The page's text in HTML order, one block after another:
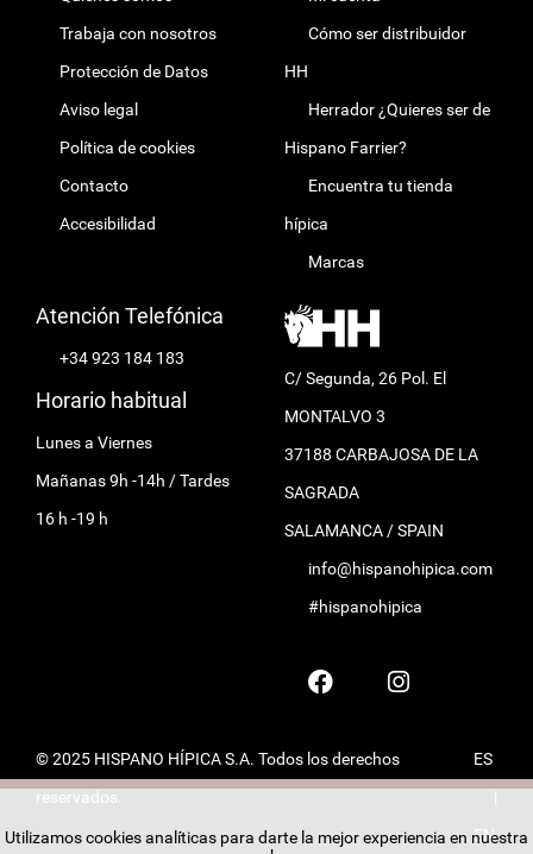
Trabaja con nosotros
Protección de Datos
Aviso legal
Política de cookies
Contacto
Accesibilidad
Cómo ser distribuidor
HH
Herrador ¿Quieres ser de
Hispano Farrier?
Encuentra tu tienda
hípica
Marcas
Atención Telefónica
+34 923 184 183
Horario habitual
Lunes a Viernes
Mañanas 9h -14h / Tardes
16 h -19 h
C/ Segunda, 26 Pol. El
MONTALVO 3
37188 CARBAJOSA DE LA
SAGRADA
SALAMANCA / SPAIN
info@hispanohipica.com
#hispanohipica
© 2025 HISPANO HÍPICA S.A. Todos los derechos
reservados.
ES
EN
Utilizamos cookies analíticas para darte la mejor experiencia en nuestra